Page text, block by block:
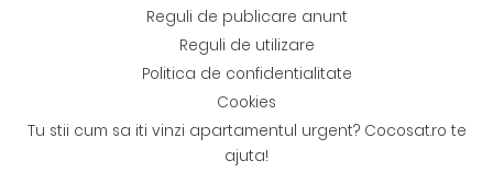
Reguli de publicare anunt
Reguli de utilizare
Politica de confidentialitate
Cookies
Tu stii cum sa iti vinzi apartamentul urgent? Cocosat.ro te
ajuta!